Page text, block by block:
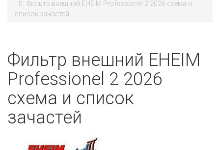
Фильтр внешний EHEIM Professionel 2 2026 схема и
список зачастей
Фильтр внешний EHEIM
Professionel 2 2026
схема и список
зачастей